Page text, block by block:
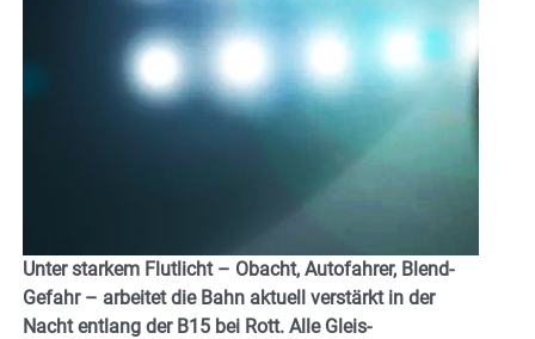
Unter starkem Flutlicht – Obacht, Autofahrer, Blend-
Gefahr – arbeitet die Bahn aktuell verstärkt in der
Nacht entlang der B15 bei Rott. Alle Gleis-